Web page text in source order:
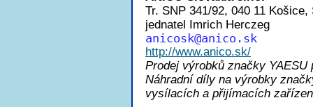
Tr. SNP 341/92, 040 11 Košice,
jednatel Imrich Herczeg
anicos k@anico.sk
http://www.anico.sk/
Prodej výrobků značky
Náhradní díly na výrobky
vysílacích a přijímacích